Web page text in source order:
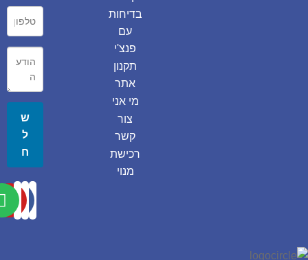
בדיחות
עם
פנצ'י
תקנון
אתר
מי אני
צור
קשר
רכישת
מנוי
ש
ל
ח